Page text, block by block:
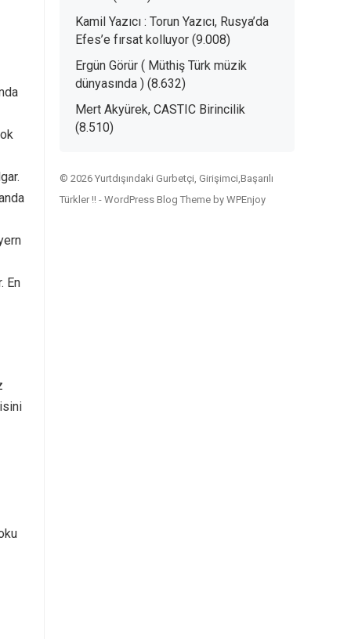
En
Kamil Yazıcı : Torun Yazıcı, Rusya’da
Efes’e fırsat kolluyor (9.008)
Ergün Görür ( Müthiş Türk müzik
dünyasında ) (8.632)
Mert Akyürek, CASTIC Birincilik
(8.510)
© 2026 Yurtdışındaki Gurbetçi, Girişimci,Başarılı
Türkler !! - WordPress Blog Theme by WPEnjoy